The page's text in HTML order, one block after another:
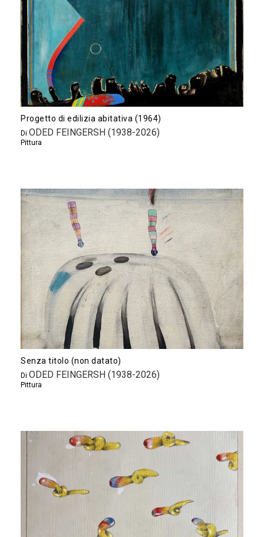
Progetto di edilizia abitativa (1964)
Di ODED FEINGERSH (1938-2026)
Pittura
Senza titolo (non datato)
Di ODED FEINGERSH (1938-2026)
Pittura